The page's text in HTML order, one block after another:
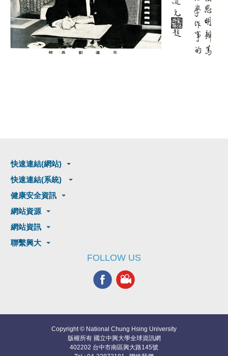
快速連結(網站)
快速連結(系統)
健康安全資訊
網站資源
網站資訊
聯繫興大
FOLLOW US
Copyright © National Chung Hsing University
版權所有 國立中興大學全球資訊網
402202 台中市南區興大路145號